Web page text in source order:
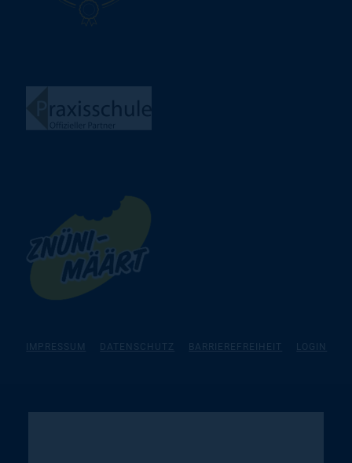
IMPRESSUM DATENSCHUTZ BARRIEREFREIHEIT LOGIN